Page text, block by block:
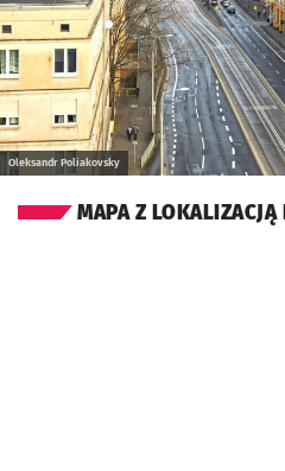
Oleksandr Poliakovsky
MAPA Z LOKALIZACJĄ